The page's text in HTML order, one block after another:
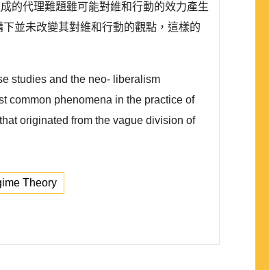
的代理難題雖可能對維和行動的效力產生
並未改變其對維和行動的觀點，這樣的
studies and the neo- liberalism
common phenomena in the practice of
originated from the vague division of
Theory